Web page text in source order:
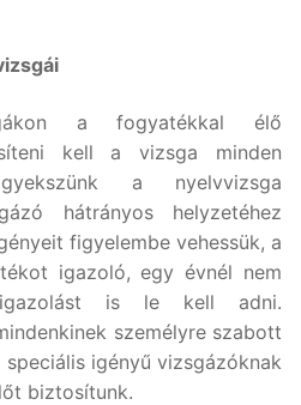
a fogyatékkal élő
kell a vizsga minden
a nyelvvizsga
hátrányos helyzetéhez
figyelembe vehessük, a
igazoló, egy évnél nem
igazolást is le kell adni.
személyre szabott
igényű vizsgázóknak
biztosítunk.